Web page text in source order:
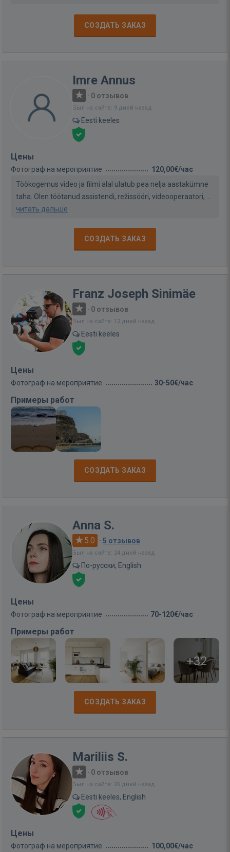
СОЗДАТЬ ЗАКАЗ
Imre Annus
· 0 отзывов
Был на сайте: 9 дней назад
Eesti keeles
Цены
Фотограф на мероприятие
120,00€/час
Töökogemus video ja filmi alal ulatub pea nelja aastakümne
taha. Olen töötanud assistendi, režissööri, videooperaatori, ...
читать дальше
СОЗДАТЬ ЗАКАЗ
Franz Joseph Sinimäe
· 0 отзывов
Был на сайте: 12 дней назад
Eesti keeles
Цены
Фотограф на мероприятие 30-50€/час
Примеры работ
СОЗДАТЬ ЗАКАЗ
Anna S.
5.0 · 5 отзывов
Был на сайте: 24 дней назад
По-русски, English
Цены
Фотограф на мероприятие 70-120€/час
Примеры работ
+32
СОЗДАТЬ ЗАКАЗ
Mariliis S.
· 0 отзывов
Был на сайте: 26 дней назад
Eesti keeles, English
Цены
Фотограф на мероприятие 100,00€/час